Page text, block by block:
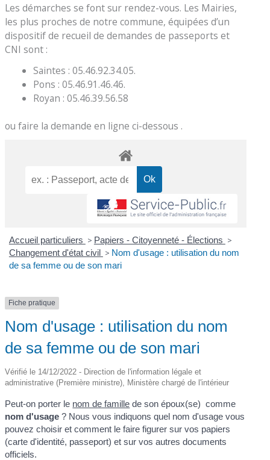
Les démarches se font sur rendez-vous. Les Mairies,
les plus proches de notre commune, équipées d’un
dispositif de recueil de demandes de passeports et
CNI sont :
Saintes : 05.46.92.34.05.
Pons : 05.46.91.46.46.
Royan : 05.46.39.56.58
ou faire la demande en ligne ci-dessous .
Accueil particuliers > Papiers - Citoyenneté - Élections >
Changement d'état civil > Nom d'usage : utilisation du nom
de sa femme ou de son mari
Fiche pratique
Nom d'usage : utilisation du nom
de sa femme ou de son mari
Vérifié le 14/12/2022 - Direction de l'information légale et
administrative (Première ministre), Ministère chargé de l'intérieur
Peut-on porter le nom de famille de son époux(se) comme
nom d'usage ? Nous vous indiquons quel nom d'usage vous
pouvez choisir et comment le faire figurer sur vos papiers
(carte d'identité, passeport) et sur vos autres documents
officiels.